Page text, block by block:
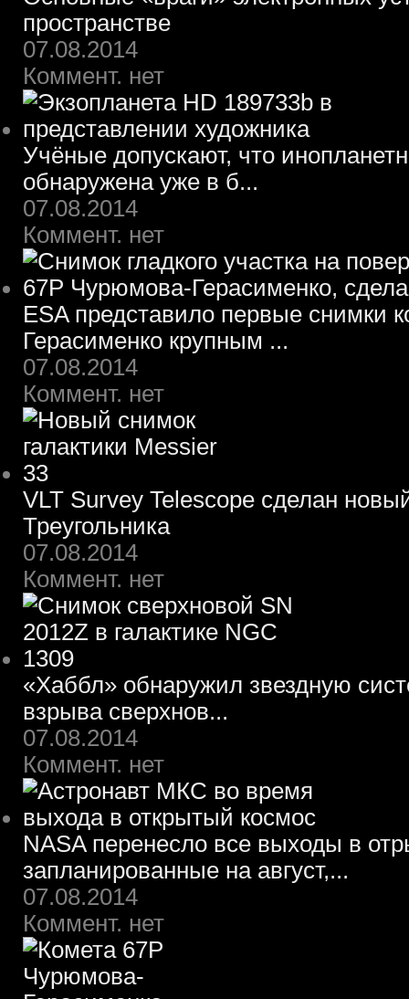
пространстве
07.08.2014
Коммент. нет
Учёные допускают, что
обнаружена уже в б...
07.08.2014
Коммент. нет
ESA представило первые снимки
Герасименко крупным ...
07.08.2014
Коммент. нет
VLT Survey Telescope сделан
Треугольника
07.08.2014
Коммент. нет
«Хаббл» обнаружил звездную
взрыва сверхнов...
07.08.2014
Коммент. нет
NASA перенесло все выходы в
запланированные на август,...
07.08.2014
Коммент. нет